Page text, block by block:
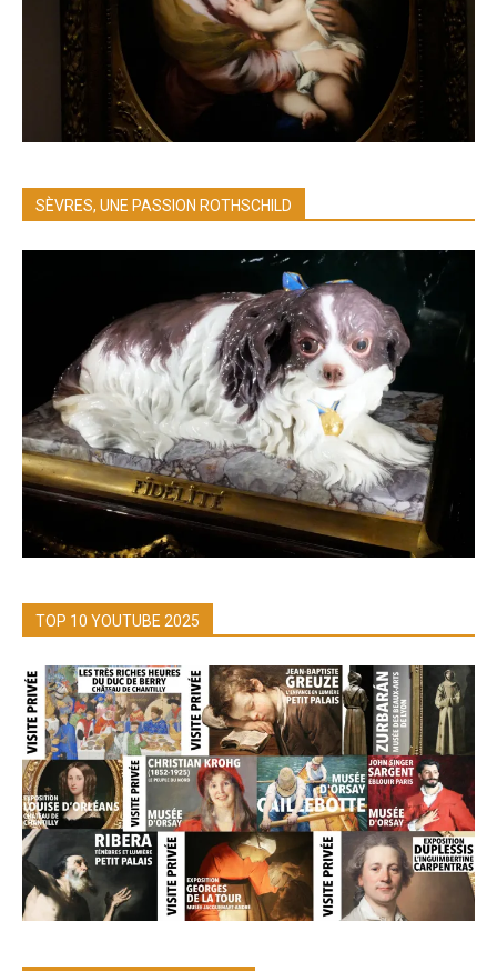
SÈVRES, UNE PASSION ROTHSCHILD
TOP 10 YOUTUBE 2025